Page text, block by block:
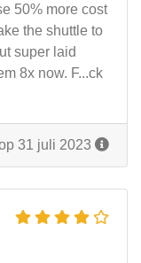
50% more cost
the shuttle to
super laid
8x now. F...ck
31 juli 2023